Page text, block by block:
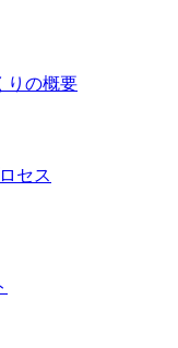
りの概要
セス